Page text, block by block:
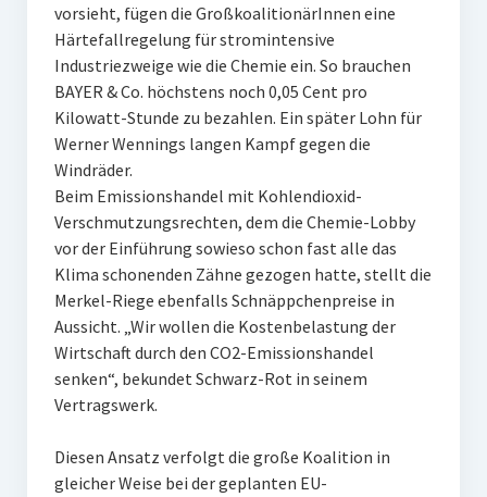
vorsieht, fügen die GroßkoalitionärInnen eine
Härtefallregelung für stromintensive
Industriezweige wie die Chemie ein. So brauchen
BAYER & Co. höchstens noch 0,05 Cent pro
Kilowatt-Stunde zu bezahlen. Ein später Lohn für
Werner Wennings langen Kampf gegen die
Windräder.
Beim Emissionshandel mit Kohlendioxid-
Verschmutzungsrechten, dem die Chemie-Lobby
vor der Einführung sowieso schon fast alle das
Klima schonenden Zähne gezogen hatte, stellt die
Merkel-Riege ebenfalls Schnäppchenpreise in
Aussicht. „Wir wollen die Kostenbelastung der
Wirtschaft durch den CO2-Emissionshandel
senken“, bekundet Schwarz-Rot in seinem
Vertragswerk.
Diesen Ansatz verfolgt die große Koalition in
gleicher Weise bei der geplanten EU-